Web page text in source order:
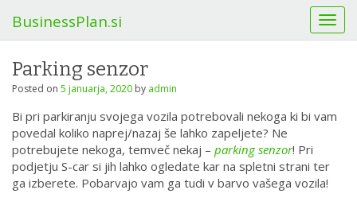
T
o
n
i
g
BusinessPlan.si
Parking senzor
Posted on 5 januarja, 2020 by admin
Bi pri parkiranju svojega vozila potrebovali nekoga ki bi vam
povedal koliko naprej/nazaj še lahko zapeljete? Ne
potrebujete nekoga, temveč nekaj – parking senzor! Pri
podjetju S-car si jih lahko ogledate kar na spletni strani ter
ga izberete. Pobarvajo vam ga tudi v barvo vašega vozila!